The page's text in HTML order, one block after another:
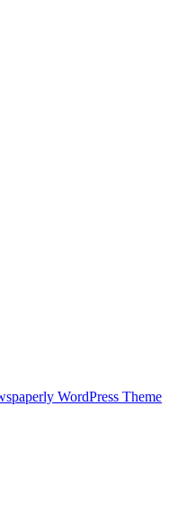
WordPress Theme